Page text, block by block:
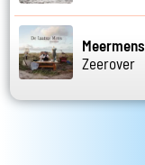
Meermens
Zeerover